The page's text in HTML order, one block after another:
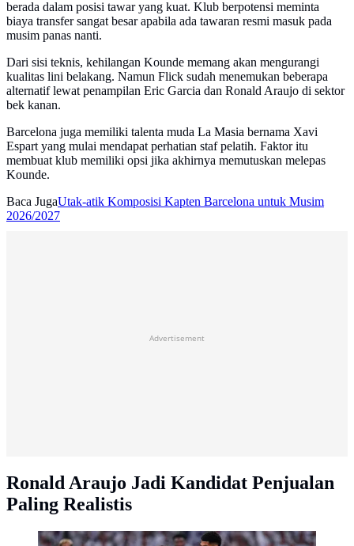
berada dalam posisi tawar yang kuat. Klub berpotensi meminta
biaya transfer sangat besar apabila ada tawaran resmi masuk pada
musim panas nanti.
Dari sisi teknis, kehilangan Kounde memang akan mengurangi
kualitas lini belakang. Namun Flick sudah menemukan beberapa
alternatif lewat penampilan Eric Garcia dan Ronald Araujo di sektor
bek kanan.
Barcelona juga memiliki talenta muda La Masia bernama Xavi
Espart yang mulai mendapat perhatian staf pelatih. Faktor itu
membuat klub memiliki opsi jika akhirnya memutuskan melepas
Kounde.
Baca JugaUtak-atik Komposisi Kapten Barcelona untuk Musim
2026/2027
Advertisement
Ronald Araujo Jadi Kandidat Penjualan
Paling Realistis